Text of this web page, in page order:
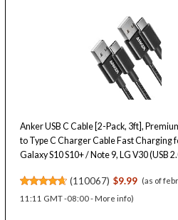
Anker USB C Cable [2-Pack, 3ft],
to Type C Charger Cable Fast Charging
Galaxy S10 S10+ / Note 9, LG V30 (USB
(110067) $9.99 (as of
11:11 GMT -08:00 - More info)